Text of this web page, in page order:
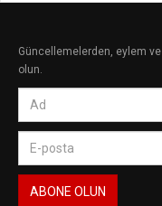
Güncellemelerden, eylem
olun.